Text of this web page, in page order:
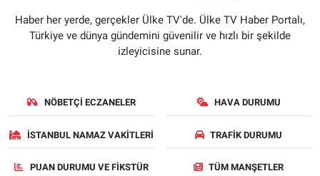
Haber her yerde, gerçekler Ülke TV'de. Ülke TV Haber Portalı,
Türkiye ve dünya gündemini güvenilir ve hızlı bir şekilde
izleyicisine sunar.
NÖBETÇI ECZANELER HAVA DURUMU
İSTANBUL NAMAZ VAKITLERI TRAFIK DURUMU
PUAN DURUMU VE FIKSTÜR TÜM MANŞETLER